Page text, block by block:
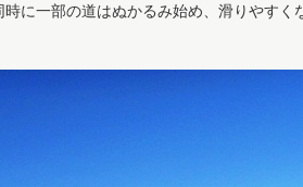
に一部の道はぬかるみ始め、滑りやす